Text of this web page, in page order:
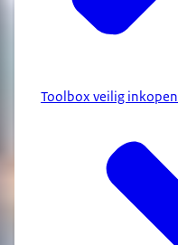
Toolbox veilig inkopen